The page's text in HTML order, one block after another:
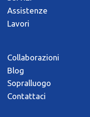
Assistenze
Lavori
Collaborazioni
Blog
Sopralluogo
Contattaci